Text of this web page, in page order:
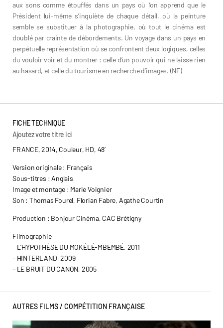
aux sons comme étouffés dans un pays où l’on apprend que le
Président lui-même s’inquiète de chaque détail, où la peinture
semble se substituer à la photographie, où tout le cinéma est
doublé par crainte de débordements. Un voyage dans un pays en
perpétuelle représentation où se confrontent deux logiques, celles
du vouloir voir et du montrer : celle d’un pouvoir qui ne laisse rien
au hasard, et celle du tourisme en recherche d’images. (NF)
FICHE TECHNIQUE
Ajoutez votre titre ici
FRANCE, 2014, Couleur, HD, 48’
Version originale : Français
Sous-titres : Anglais
Image et montage : Marie Voignier
Son : Thomas Fourel, Florian Fabre, Agathe Courtin
Production : Bonjour Cinéma, CAC Brétigny
Filmographie
– L’HYPOTHÈSE DU MOKÉLÉ-MBEMBÉ, 2011
– HINTERLAND, 2009
– LE BRUIT DU CANON, 2005
AUTRES FILMS / COMPÉTITION FRANÇAISE